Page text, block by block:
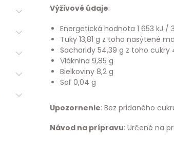
Výživové údaje:
Energetická hodnota 1 653 kJ /
Tuky 13,81 g z toho nasýtené
Sacharidy 54,39 g z toho cukry
Vláknina 9,85 g
Bielkoviny 8,2 g
Soľ 0,04 g
Upozornenie: Bez pridaného
Návod na prípravu: Určené na